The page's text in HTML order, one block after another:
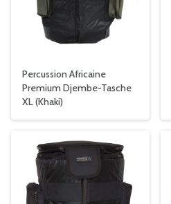
Percussion Africaine
Premium Djembe-Tasche
XL (Khaki)